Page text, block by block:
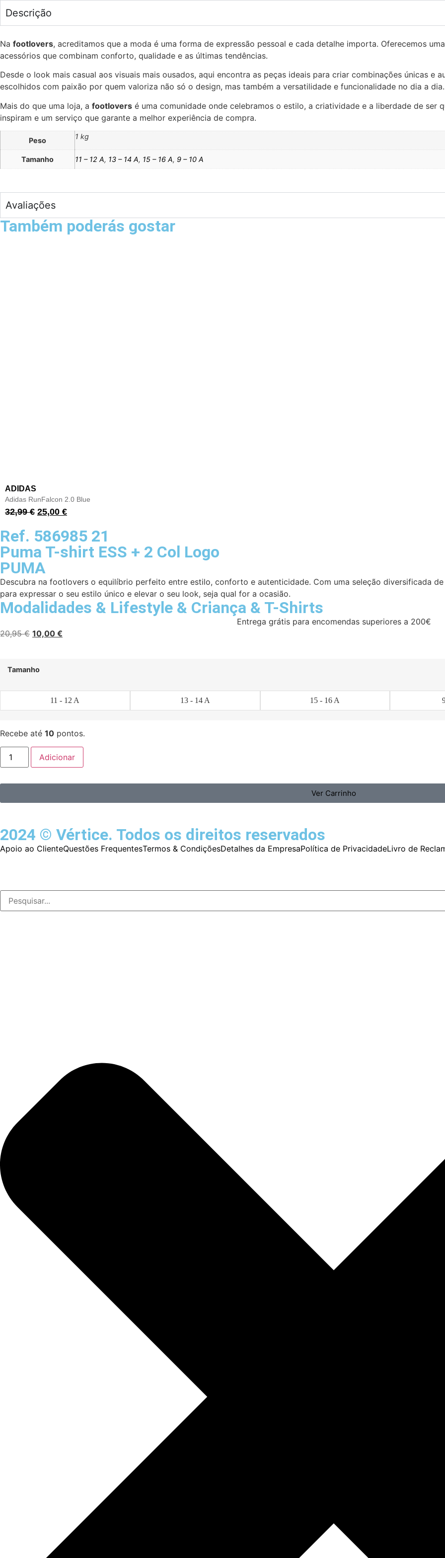
Descrição
Na footlovers, acreditamos que a moda é uma forma de expressão pessoal e cada detalhe importa. Oferecemos
acessórios que combinam conforto, qualidade e as últimas tendências.
Desde o look mais casual aos visuais mais ousados, aqui encontra as peças ideais para criar combinações únicas e
escolhidos com paixão por quem valoriza não só o design, mas também a versatilidade e funcionalidade no dia a dia.
Mais do que uma loja, a footlovers é uma comunidade onde celebramos o estilo, a criatividade e a liberdade de ser
inspiram e um serviço que garante a melhor experiência de compra.
Peso 1 kg
Tamanho 11 – 12 A, 13 – 14 A, 15 – 16 A, 9 – 10 A
Avaliações
Também poderás gostar
ADIDAS
Adidas RunFalcon 2.0 Blue
32,99€ 25,00 €
Ref. 586985 21
Puma T-shirt ESS + 2 Col Logo
PUMA
Descubra na footlovers o equilíbrio perfeito entre estilo, conforto e autenticidade. Com uma seleção diversificada
para expressar o seu estilo único e elevar o seu look, seja qual for a ocasião.
Modalidades & Lifestyle & Criança & T-Shirts
Entrega grátis para encomendas superiores a 200€
20,95€ 10,00 €
Tamanho
11 - 12 A 13 - 14 A 15 - 16 A
Recebe até 10 pontos.
Adicionar
Ver Carrinho
2024 © Vértice. Todos os direitos reservados
Apoio ao ClienteQuestões FrequentesTermos & CondiçõesDetalhes da EmpresaPolítica de PrivacidadeLivro de